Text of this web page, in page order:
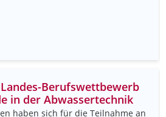
Berufswettbewerb
in der Abwassertechnik
haben sich für die Teilnahme an